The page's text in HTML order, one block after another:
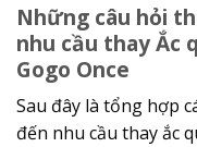
Những câu hỏi
nhu cầu thay Ắc
Gogo Once
Sau đây là tổng hợp
đến nhu cầu thay ắc